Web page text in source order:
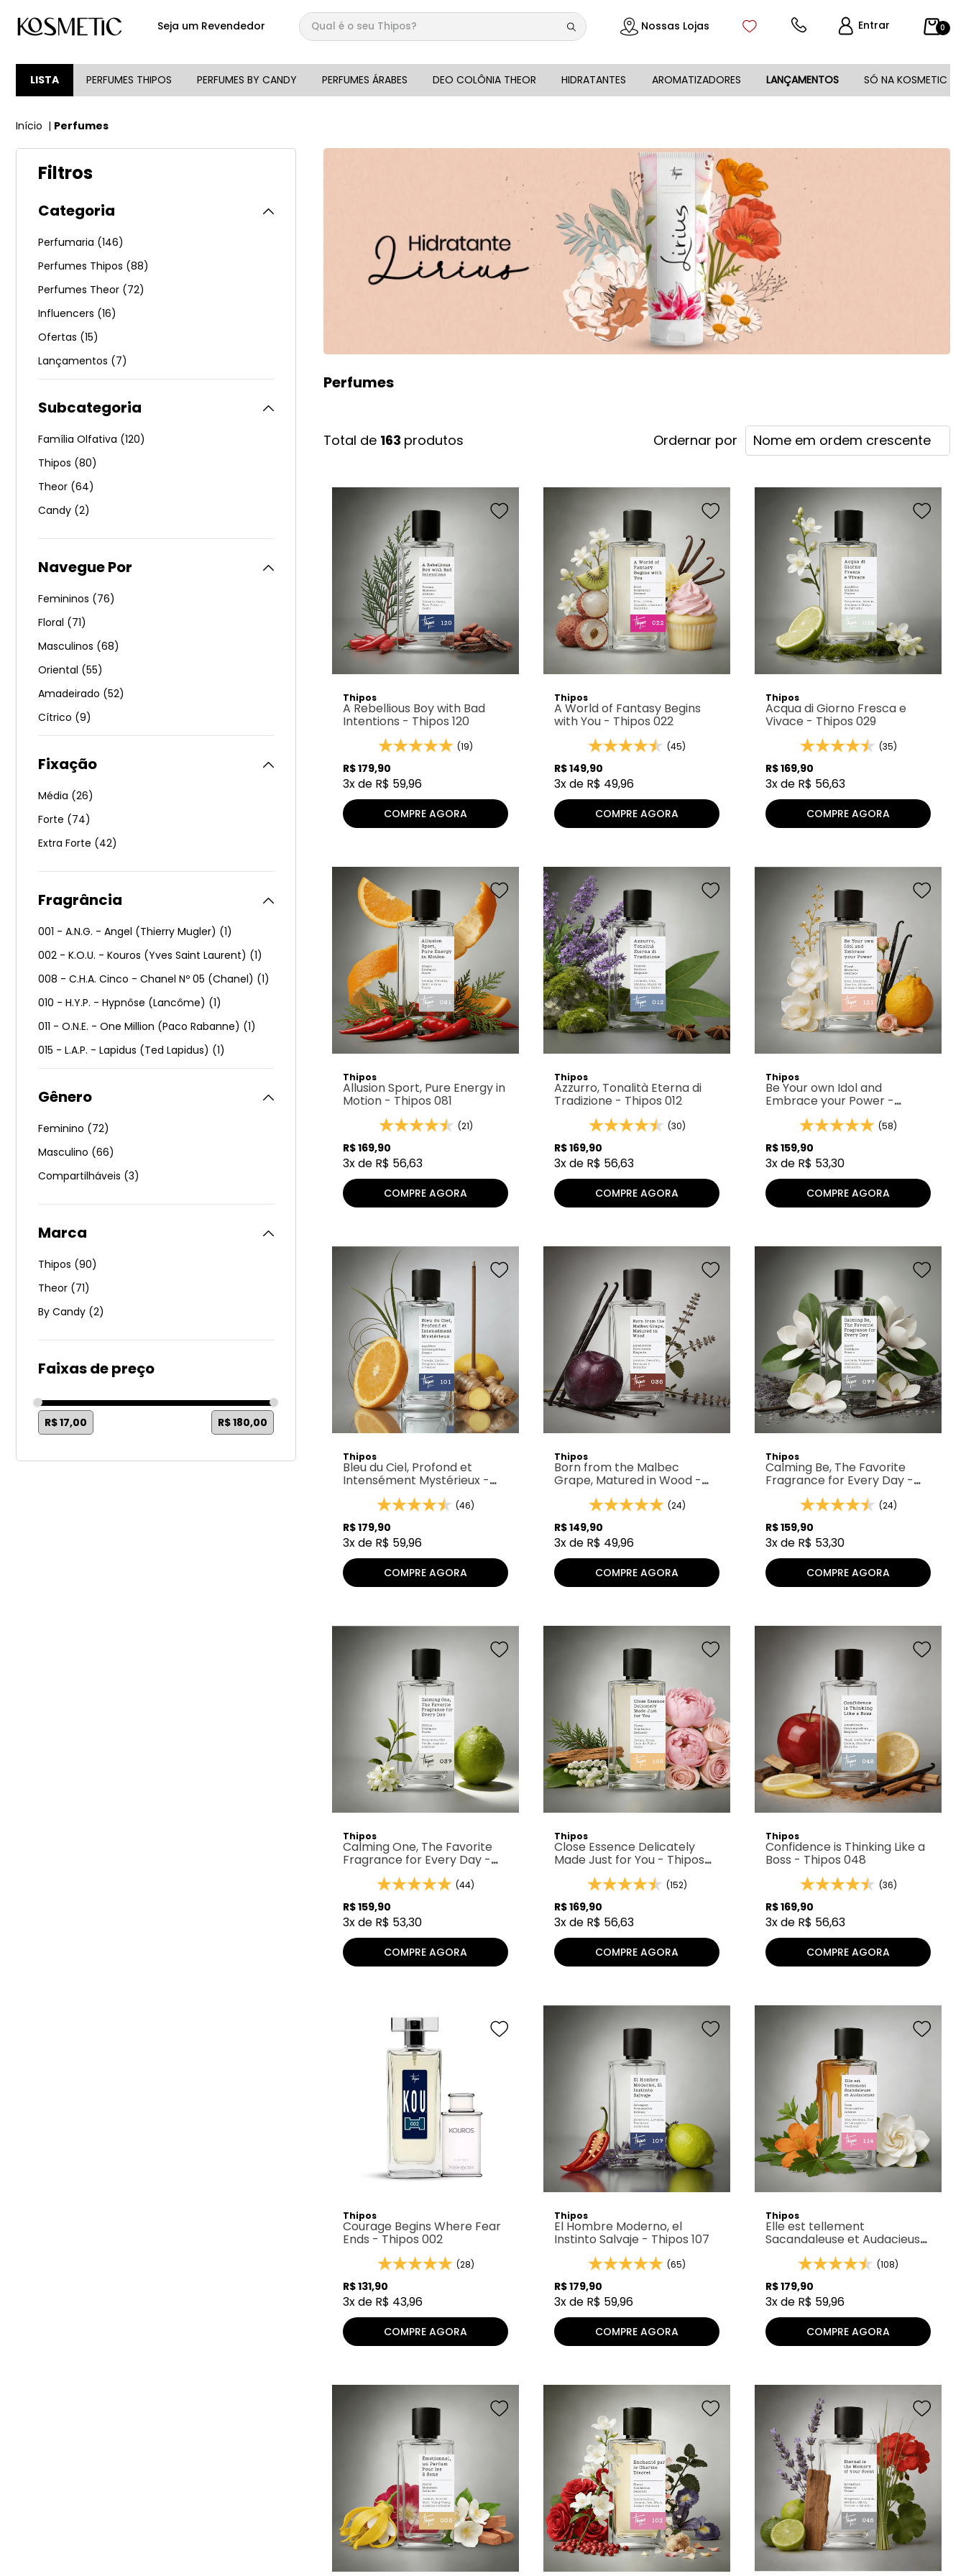
Seja um Revendedor
Qual é o seu Thipos?
Nossas Lojas Entrar 0
LISTA PERFUMES THIPOS PERFUMES BY CANDY PERFUMES ÁRABES DEO COLÔNIA THEOR HIDRATANTES AROMATIZADORES LANÇAMENTOS SÓ NA KOSMETIC
Perfumes
Filtros
Categoria
Perfumaria (146)
Perfumes Thipos (88)
Perfumes Theor (72)
Influencers (16)
Ofertas (15)
Lançamentos (7)
Subcategoria
Família Olfativa (120)
Thipos (80)
Theor (64)
Candy (2)
Femininos (76)
Floral (71)
Masculinos (68)
Oriental (55)
Amadeirado (52)
Cítrico (9)
Fixação
Média (26)
Forte (74)
Extra Forte (42)
Fragrância
001 - A.N.G. - Angel (Thierry Mugler) (1)
002 - K.O.U. - Kouros (Yves Saint Laurent) (1)
008 - C.H.A. Cinco - Chanel Nº 05 (Chanel) (1)
010 - H.Y.P. - Hypnôse (Lancôme) (1)
011 - O.N.E. - One Million (Paco Rabanne) (1)
015 - L.A.P. - Lapidus (Ted Lapidus) (1)
021 - F.L.O. - Flower By Kenzo (Kenzo)
022 - F.A.N. - Fantasy (Britney Spears)
023 - T.W.O. - 212 (Carolina Herrera)
Ver mais 74
Gênero
Feminino (72)
Masculino (66)
Compartilháveis (3)
Marca
Thipos (90)
Theor (71)
By Candy (2)
Faixas de preço
R$ 17,00 R$ 180,00
Perfumes
163 produtos Nome em ordem crescente
Thipos
A Rebellious Boy with Bad
Intentions - Thipos 120
(19)
R$179,90
3x de R$ 59,96
COMPRE AGORA
Thipos
A World of Fantasy Begins
with You - Thipos 022
(45)
R$149,90
3x de R$ 49,96
COMPRE AGORA
Thipos
Acqua di Giorno Fresca e
Vivace - Thipos 029
(35)
R$169,90
3x de R$ 56,63
COMPRE AGORA
Thipos
Allusion Sport, Pure Energy in
Motion - Thipos 081
(21)
R$169,90
3x de R$ 56,63
COMPRE AGORA
Thipos
Azzurro, Tonalità Eterna di
Tradizione - Thipos 012
(30)
R$169,90
3x de R$ 56,63
COMPRE AGORA
Thipos
Be Your own Idol and
Embrace your Power -
Thipos 121
(58)
R$159,90
3x de R$ 53,30
COMPRE AGORA
Thipos
Bleu du Ciel, Profond et
Intensément Mystérieux -
Thipos 101
(46)
R$179,90
3x de R$ 59,96
COMPRE AGORA
Thipos
Born from the Malbec
Grape, Matured in Wood -
Thipos 036
(24)
R$149,90
3x de R$ 49,96
COMPRE AGORA
Thipos
Calming Be, The Favorite
Fragrance for Every Day -
Thipos 077
(24)
R$159,90
3x de R$ 53,30
COMPRE AGORA
Thipos
Calming One, The Favorite
Fragrance for Every Day -
Thipos 037
(44)
R$159,90
3x de R$ 53,30
COMPRE AGORA
Thipos
Close Essence Delicately
Made Just for You - Thipos
(152)
R$169,90
3x de R$ 56,63
COMPRE AGORA
Thipos
Confidence is Thinking Like a
Boss - Thipos 048
(36)
R$169,90
3x de R$ 56,63
COMPRE AGORA
Thipos
Courage Begins Where Fear
Ends - Thipos 002
(28)
R$131,90
3x de R$ 43,96
COMPRE AGORA
Thipos
El Hombre Moderno, el
Instinto Salvaje - Thipos 107
(65)
R$179,90
3x de R$ 59,96
COMPRE AGORA
Thipos
Elle est tellement
Sacandaleuse et Audacieuse
- Thipos 114
(108)
R$179,90
3x de R$ 59,96
COMPRE AGORA
1 º
144
4º
loção